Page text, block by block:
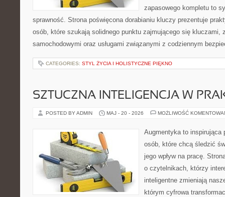
zapasowego kompletu to
sprawność. Strona poświęcona dorabianiu kluczy prezentuje
osób, które szukają solidnego punktu zajmującego się kluczami,
samochodowymi oraz usługami związanymi z codziennym
CATEGORIES: STYL ŻYCIA I HOLISTYCZNE PIĘKNO
SZTUCZNA INTELIGENCJA W
POSTED BY ADMIN MAJ - 20 - 2026 MOŻLIWOŚĆ
Augmentyka to inspirująca
osób, które chcą śledzić
jego wpływ na pracę.
o czytelnikach, którzy
inteligentne zmieniają
którym cyfrowa